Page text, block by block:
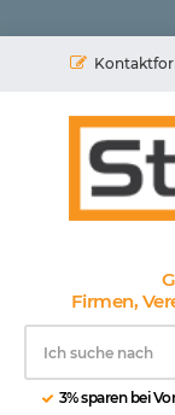
Firmen,
3% sparen bei